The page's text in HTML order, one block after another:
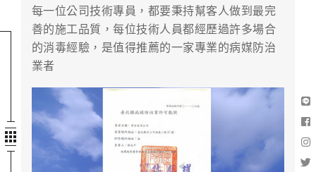
每一位公司技術專員，都要秉持幫客人做到最完
善的施工品質，每位技術人員都經歷過許多場合
的消毒經驗，是值得推薦的一家專業的病媒防治
業者